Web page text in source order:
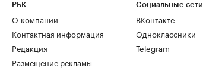
РБК
О компании
Контактная информация
Редакция
Размещение рекламы
Социальные сети
ВКонтакте
Одноклассники
Telegram